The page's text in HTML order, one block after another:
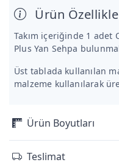
Ürün
Takım içeriğinde 1 adet
Plus Yan Sehpa
Üst tablada kullanılan
malzeme kullanılarak
Ürün Boyutları
Teslimat